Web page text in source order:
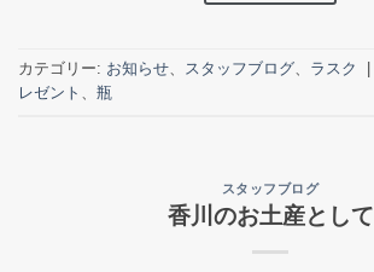
カテゴリー: お知らせ、 スタッフブログ、 ラスク
レゼント 、 瓶
スタッフブログ
香川のお土産として